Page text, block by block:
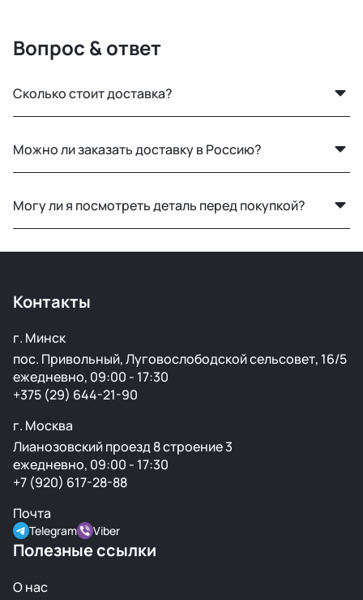
Вопрос & ответ
Сколько стоит доставка?
доставки. Менеджер рассчитает точную цену при
оформлении.
Можно ли заказать доставку в Россию?
другие регионы РФ. Работаем с проверенными
транспортными компаниями.
Могу ли я посмотреть деталь перед покупкой?
Контакты
г. Минск
пос. Привольный, Луговослободской сельсовет, 16/5
ежедневно, 09:00 - 17:30
+375 (29) 644-21-90
г. Москва
Лианозовский проезд 8 строение 3
ежедневно, 09:00 - 17:30
+7 (920) 617-28-88
Почта
Telegram Viber
Полезные ссылки
О нас